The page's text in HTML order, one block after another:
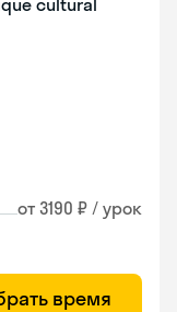
cultural
от 3190 ₽ / урок
время